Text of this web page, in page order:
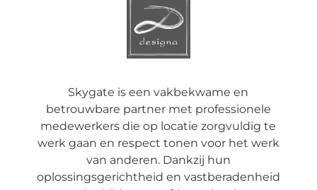
Skygate is een vakbekwame en
betrouwbare partner met professionele
medewerkers die op locatie zorgvuldig te
werk gaan en respect tonen voor het werk
van anderen. Dankzij hun
oplossingsgerichtheid en vastberadenheid